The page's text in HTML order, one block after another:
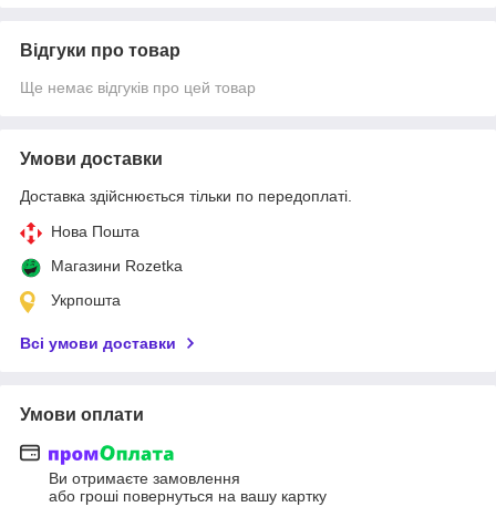
Відгуки про товар
Ще немає відгуків про цей товар
Умови доставки
Доставка здійснюється тільки по передоплаті.
Нова Пошта
Магазини Rozetka
Укрпошта
Всі умови доставки
Умови оплати
Ви отримаєте замовлення
або гроші повернуться на вашу картку